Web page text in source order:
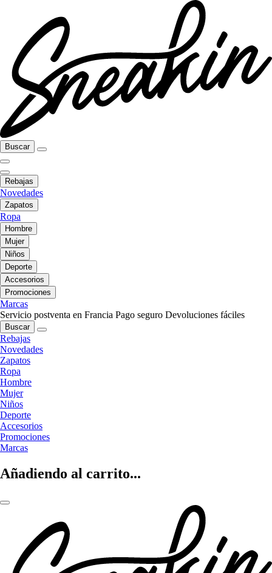
Buscar
Rebajas
Novedades
Zapatos
Ropa
Hombre
Mujer
Niños
Deporte
Accesorios
Promociones
Marcas
Servicio postventa en Francia Pago seguro Devoluciones fáciles
Buscar
Rebajas
Novedades
Zapatos
Ropa
Hombre
Mujer
Niños
Deporte
Accesorios
Promociones
Marcas
Añadiendo al carrito...